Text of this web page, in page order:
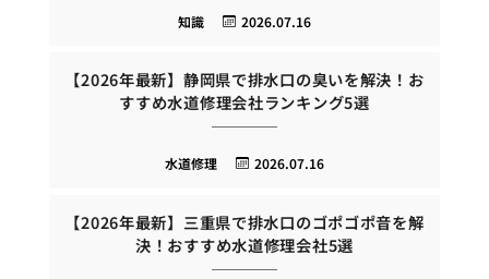
2026.07.16
知識
【2026年最新】静岡県で排水口の臭いを解決！お
すすめ水道修理会社ランキング5選
2026.07.16
水道修理
【2026年最新】三重県で排水口のゴポゴポ音を解
決！おすすめ水道修理会社5選